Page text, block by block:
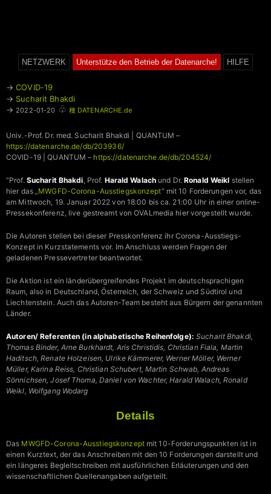
NETZWERK Unterstütze den Betrieb der Datenarche! HILFE
→COVID-19
→ Sucharit Bhakdi
→ 2022-01-20 ♧ 種 DATENARCHE.de
Univ.-Prof. Dr. med. Sucharit Bhakdi | QUANTUM –
https://datenarche.de/db/203936/
COVID-19 | QUANTUM – https://datenarche.de/db/204524/
“Prof. Sucharit Bhakdi, Prof. Harald Walach und Dr.Ronald Weikl stellen
hier das „MWGFD-Corona-Ausstiegskonzept“ mit 10 Forderungen vor, das
am Mittwoch, 19. Januar 2022 von 18:00 bis ca. 21:00 Uhr in einer online-
Pressekonferenz, live gestreamt von OVALmedia hier vorgestellt wurde.
Die Autoren stellen bei dieser Presskonferenz ihr Corona-Ausstiegs-
Konzept in Kurzstatements vor. Im Anschluss werden Fragen der
geladenen Pressevertreter beantwortet.
Die Aktion ist ein länderübergreifendes Projekt im deutschsprachigen
Raum, also in Deutschland, Österreich, der Schweiz und Südtirol und
Liechtenstein. Auch das Autoren-Team besteht aus Bürgern der genannten
Länder.
Autoren/ Referenten (in alphabetische Reihenfolge): Sucharit Bhakdi,
Thomas Binder, Arne Burkhardt, Aris Christidis, Christian Fiala, Martin
Haditsch, Renate Holzeisen, Ulrike Kämmerer, Werner Möller, Werner
Müller, Karina Reiss, Christian Schubert, Martin Schwab, Andreas
Sönnichsen, Josef Thoma, Daniel von Wachter, Harald Walach, Ronald
Weikl, Wolfgang Wodarg
Details
Das MWGFD-Corona-Ausstiegskonzeptmit 10-Forderungspunkten ist in
einen Kurztext, der das Anschreiben mit den 10 Forderungen darstellt und
ein längeres Begleitschreiben mit ausführlichen Erläuterungen und den
wissenschaftlichen Quellenangaben aufgeteilt.